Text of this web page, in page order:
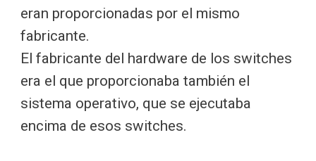
eran proporcionadas por el mismo
fabricante.
El fabricante del hardware de los switches
era el que proporcionaba también el
sistema operativo, que se ejecutaba
encima de esos switches.